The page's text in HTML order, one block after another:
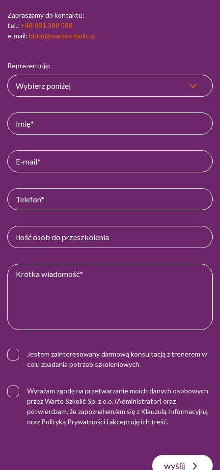
Zapraszamy do kontaktu:
tel.: +48 881 388 588
e-mail: biuro@wartoszkolic.pl
Reprezentuję:
Jestem zainteresowany darmową konsultacją z trenerem w
celu zbadania potrzeb szkoleniowych.
Wyrażam zgodę na przetwarzanie moich danych osobowych
przez Warto Szkolić Sp. z o.o. (Administrator) oraz
potwierdzam, że zapoznałem/am się z Klauzulą Informacyjną
oraz Polityką Prywatnościi akceptuję ich treść.
wyślij